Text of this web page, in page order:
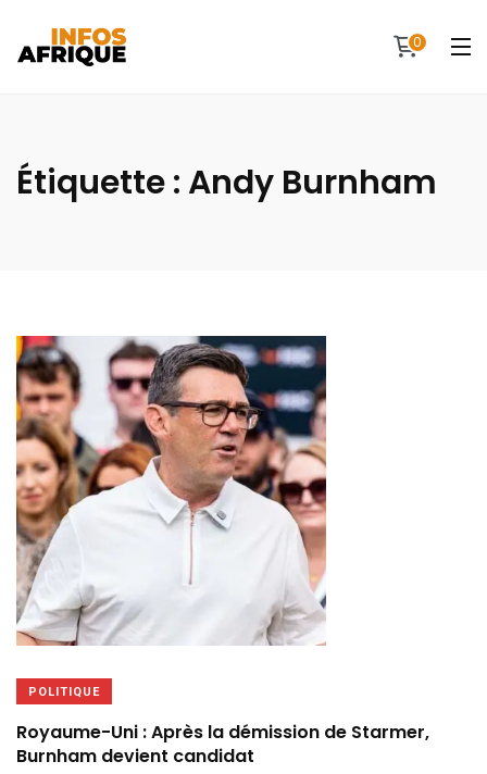
0
Étiquette : Andy Burnham
POLITIQUE
Royaume-Uni : Après la démission de Starmer,
Burnham devient candidat